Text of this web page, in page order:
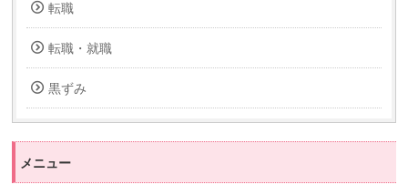
転職
転職・就職
黒ずみ
メニュー